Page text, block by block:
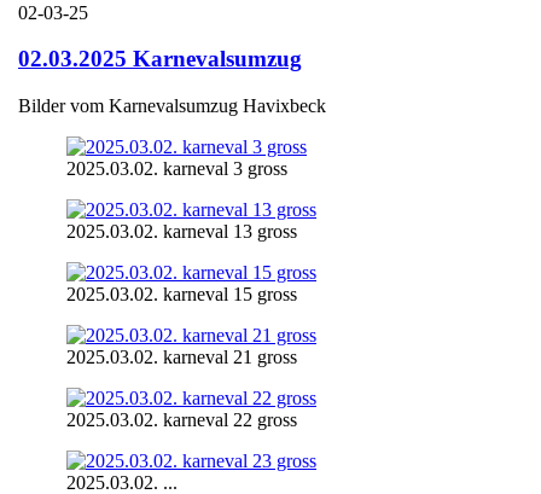
02-03-25
02.03.2025 Karnevalsumzug
Bilder vom Karnevalsumzug Havixbeck
2025.03.02. karneval 3 gross
2025.03.02. karneval 13 gross
2025.03.02. karneval 15 gross
2025.03.02. karneval 21 gross
2025.03.02. karneval 22 gross
2025.03.02. ...